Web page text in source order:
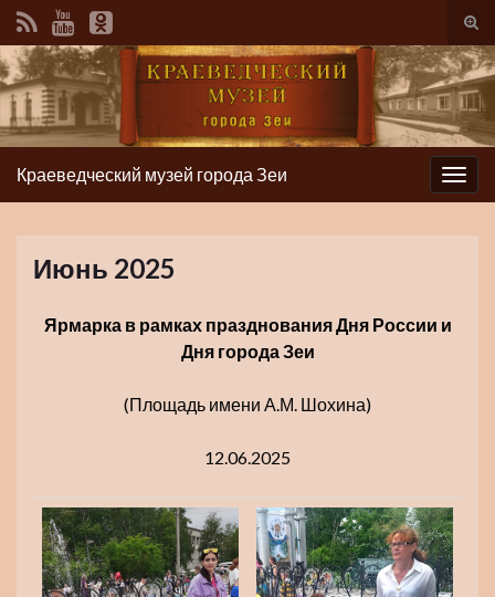
Вкл/
Вкл/
выкл
Краеведческий музей города Зеи
Июнь 2025
Ярмарка в рамках празднования Дня России и
Дня города Зеи
(Площадь имени А.М. Шохина)
12.06.2025